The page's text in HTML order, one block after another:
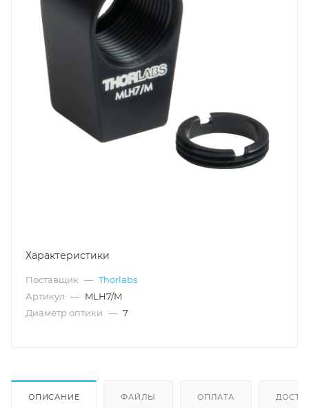
Характеристики
Поставщик — Thorlabs
Артикул — MLH7/M
Диаметр оптики — 7
ОПИСАНИЕ ФАЙЛЫ ОПЛАТА